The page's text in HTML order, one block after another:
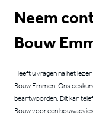
Neem
Bouw
Heeft u vragen na het
Bouw Emmen. Ons
beantwoorden. Dit kan
Bouw voor een